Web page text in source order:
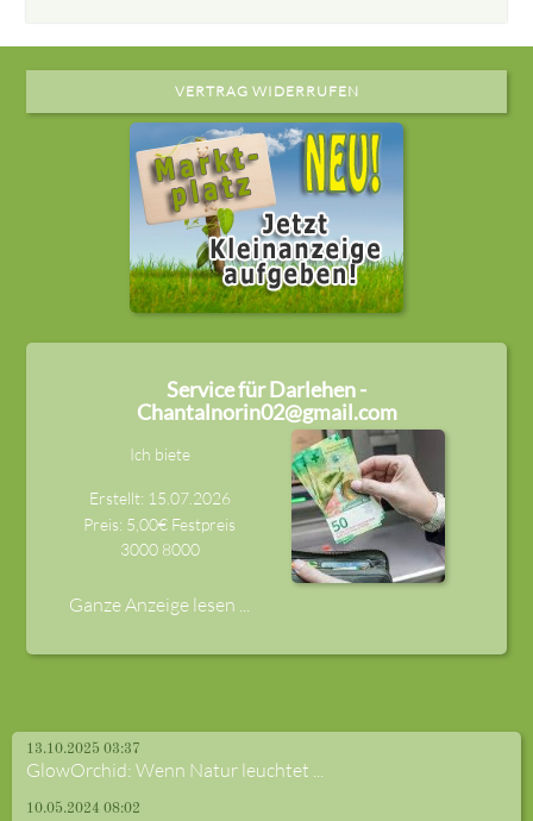
VERTRAG WIDERRUFEN
Service für Darlehen -
Chantalnorin02@gmail.com
Ich biete
Erstellt: 15.07.2026
Preis: 5,00€ Festpreis
3000 8000
Ganze Anzeige lesen ...
13.10.2025 03:37
GlowOrchid: Wenn Natur leuchtet ...
10.05.2024 08:02